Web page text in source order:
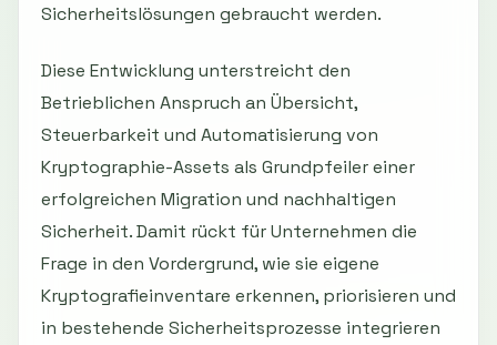
Sicherheitslösungen gebraucht werden.
Diese Entwicklung unterstreicht den
Betrieblichen Anspruch an Übersicht,
Steuerbarkeit und Automatisierung von
Kryptographie-Assets als Grundpfeiler einer
erfolgreichen Migration und nachhaltigen
Sicherheit. Damit rückt für Unternehmen die
Frage in den Vordergrund, wie sie eigene
Kryptografieinventare erkennen, priorisieren und
in bestehende Sicherheitsprozesse integrieren